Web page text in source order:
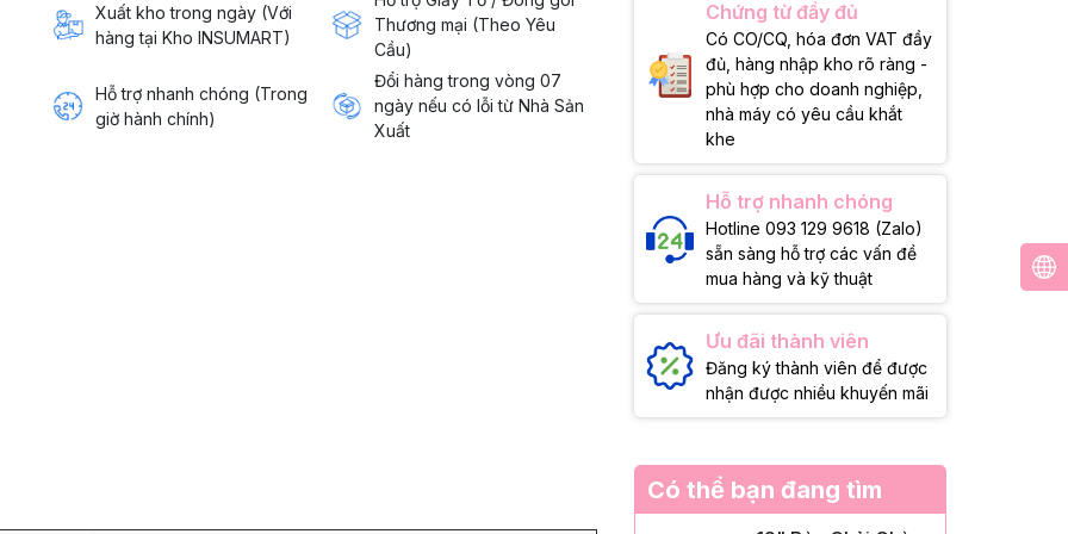
Xuất kho trong ngày (Với
hàng tại Kho INSUMART)
Thương mại (Theo Yêu
Cầu)
Hỗ trợ nhanh chóng (Trong
giờ hành chính)
Đổi hàng trong vòng 07
ngày nếu có lỗi từ Nhà Sản
Xuất
Chứng từ đầy đủ
Có CO/CQ, hóa đơn VAT đầy
đủ, hàng nhập kho rõ ràng -
phù hợp cho doanh nghiệp,
nhà máy có yêu cầu khắt
khe
Hỗ trợ nhanh chóng
Hotline 093 129 9618 (Zalo)
sẵn sàng hỗ trợ các vấn đề
mua hàng và kỹ thuật
Ưu đãi thành viên
Đăng ký thành viên để được
nhận được nhiều khuyến mãi
Có thể bạn đang tìm